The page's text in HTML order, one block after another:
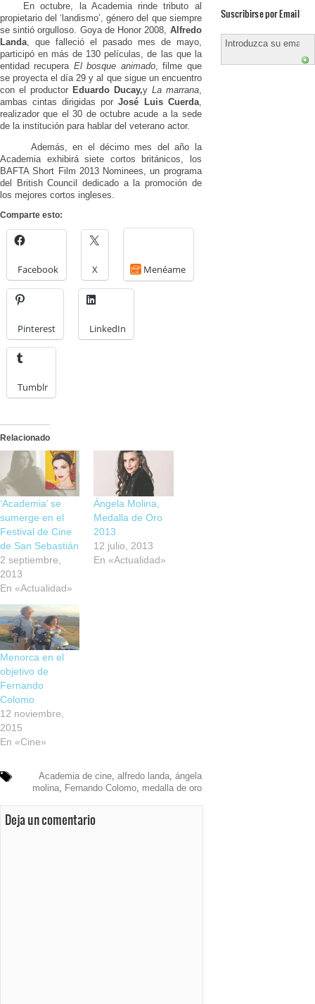
En octubre, la Academia rinde tributo al
propietario del ‘landismo’, género del que siempre
se sintió orgulloso. Goya de Honor 2008, Alfredo
Landa, que falleció el pasado mes de mayo,
participó en más de 130 películas, de las que la
entidad recupera El bosque animado, filme que
se proyecta el día 29 y al que sigue un encuentro
con el productor Eduardo Ducay,y La marrana,
ambas cintas dirigidas porJosé Luis Cuerda,
realizador que el 30 de octubre acude a la sede
de la institución para hablar del veterano actor.
Además, en el décimo mes del año la
Academia exhibirá siete cortos británicos, los
BAFTA Short Film 2013 Nominees, un programa
del British Council dedicado a la promoción de
los mejores cortos ingleses.
Comparte esto:
Facebook X Menéame
Pinterest LinkedIn
Tumblr
Relacionado
‘Academia’ se
sumerge en el
Festival de Cine
de San Sebastián
2 septiembre,
2013
En «Actualidad»
Ángela Molina,
Medalla de Oro
2013
12 julio, 2013
En «Actualidad»
Menorca en el
objetivo de
Fernando
Colomo
12 noviembre,
2015
En «Cine»
Academia de cine, alfredo landa, ángela
molina, Fernando Colomo, medalla de oro
Deja un comentario
Suscribirse por Email